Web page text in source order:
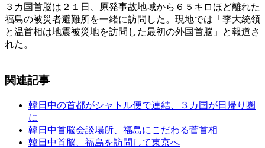
３カ国首脳は２１日、原発事故地域から６５キロほど離れた
福島の被災者避難所を一緒に訪問した。現地では「李大統領
と温首相は地震被災地を訪問した最初の外国首脳」と報道さ
れた。
関連記事
韓日中の首都がシャトル便で連結、３カ国が日帰り圏
に
韓日中首脳会談場所、福島にこだわる菅首相
韓日中首脳、福島を訪問して東京へ